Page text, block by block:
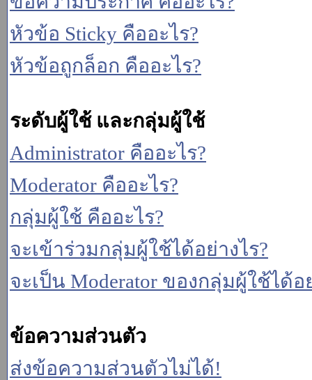
หัวข้อ Sticky คืออะไร?
หัวข้อถูกล็อก คืออะไร?
ระดับผู้ใช้ และกลุ่มผู้ใช้
Administrator คืออะไร?
Moderator คืออะไร?
กลุ่มผู้ใช้ คืออะไร?
จะเข้าร่วมกลุ่มผู้ใช้ได้อย่างไร?
จะเป็น Moderator ของกลุ่มผู้ใช้ได้อ
ข้อความส่วนตัว
ส่งข้อความส่วนตัวไม่ได้!